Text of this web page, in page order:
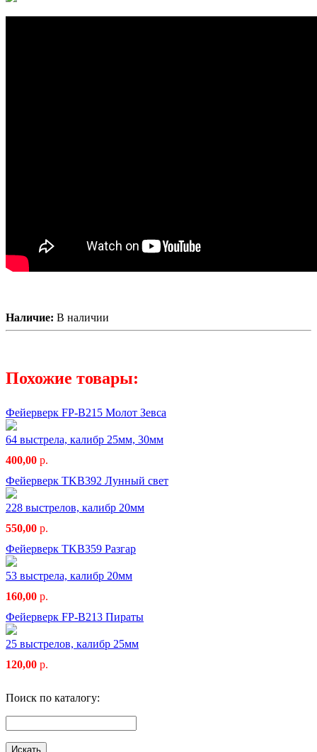
Наличие: В наличии
Похожие товары:
Фейерверк FP-B215 Молот Зевса
64 выстрела, калибр 25мм, 30мм
400,00 р.
Фейерверк TKB392 Лунный свет
228 выстрелов, калибр 20мм
550,00 р.
Фейерверк TKB359 Разгар
53 выстрела, калибр 20мм
160,00 р.
Фейерверк FP-B213 Пираты
25 выстрелов, калибр 25мм
120,00 р.
Поиск по каталогу: